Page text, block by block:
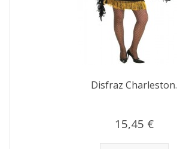
Disfraz Charleston.
15,45 €